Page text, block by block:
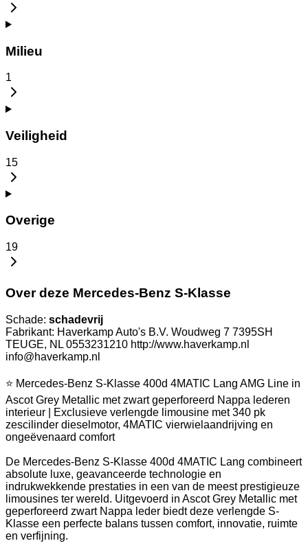
Milieu
1
Veiligheid
15
Overige
19
Over deze Mercedes-Benz S-Klasse
Schade: schadevrij
Fabrikant: Haverkamp Auto's B.V. Woudweg 7 7395SH
TEUGE, NL 0553231210 http://www.haverkamp.nl
info@haverkamp.nl
⭐ Mercedes-Benz S-Klasse 400d 4MATIC Lang AMG Line in
Ascot Grey Metallic met zwart geperforeerd Nappa lederen
interieur | Exclusieve verlengde limousine met 340 pk
zescilinder dieselmotor, 4MATIC vierwielaandrijving en
ongeëvenaard comfort
De Mercedes-Benz S-Klasse 400d 4MATIC Lang combineert
absolute luxe, geavanceerde technologie en
indrukwekkende prestaties in een van de meest prestigieuze
limousines ter wereld. Uitgevoerd in Ascot Grey Metallic met
geperforeerd zwart Nappa leder biedt deze verlengde S-
Klasse een perfecte balans tussen comfort, innovatie, ruimte
en verfijning.